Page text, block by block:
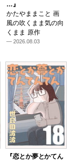
…』
かたやままこと 画
風の吹くまま気の向
くまま 原作
— 2026.08.03
『恋とか夢とかてん